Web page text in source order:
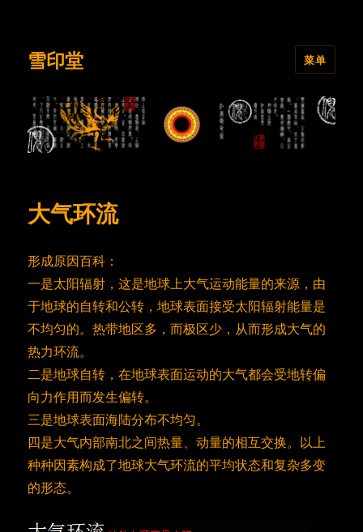
雪印堂 菜单
大气环流
形成原因百科：
一是太阳辐射，这是地球上大气运动能量的来源，由
于地球的自转和公转，地球表面接受太阳辐射能量是
不均匀的。热带地区多，而极区少，从而形成大气的
热力环流。
二是地球自转，在地球表面运动的大气都会受地转偏
向力作用而发生偏转。
三是地球表面海陆分布不均匀。
四是大气内部南北之间热量、动量的相互交换。以上
种种因素构成了地球大气环流的平均状态和复杂多变
的形态。